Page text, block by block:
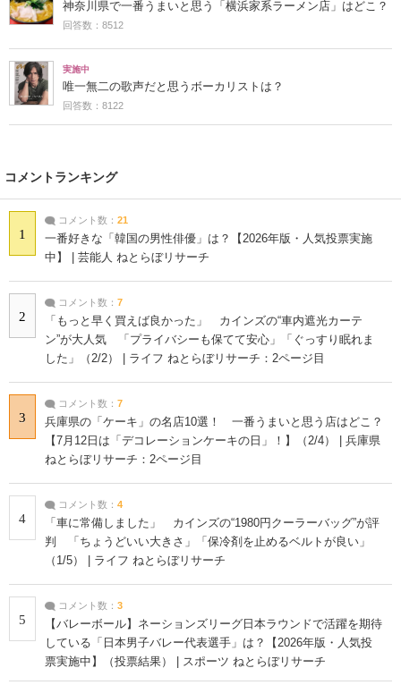
神奈川県で一番うまいと思う「横浜家系ラーメン店」はどこ？
回答数：8512
実施中
唯一無二の歌声だと思うボーカリストは？
回答数：8122
コメントランキング
1
コメント数： 21
一番好きな「韓国の男性俳優」は？【2026年版・人気投票実施
中】 | 芸能人 ねとらぼリサーチ
2
コメント数： 7
「もっと早く買えば良かった」 カインズの“車内遮光カーテ
ン”が大人気 「プライバシーも保てて安心」「ぐっすり眠れま
した」（2/2） | ライフ ねとらぼリサーチ：2ページ目
3
コメント数： 7
兵庫県の「ケーキ」の名店10選！ 一番うまいと思う店はどこ？
【7月12日は「デコレーションケーキの日」！】（2/4） | 兵庫県
ねとらぼリサーチ：2ページ目
4
コメント数： 4
「車に常備しました」 カインズの“1980円クーラーバッグ”が評
判 「ちょうどいい大きさ」「保冷剤を止めるベルトが良い」
（1/5） | ライフ ねとらぼリサーチ
5
コメント数： 3
【バレーボール】ネーションズリーグ日本ラウンドで活躍を期待
している「日本男子バレー代表選手」は？【2026年版・人気投
票実施中】（投票結果） | スポーツ ねとらぼリサーチ